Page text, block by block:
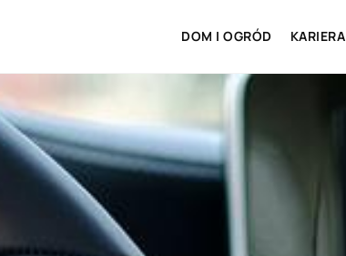
DOM I OGRÓD KARIERA